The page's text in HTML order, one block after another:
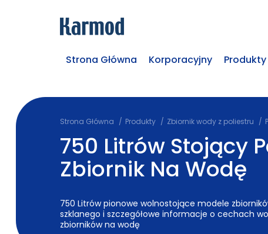
Strona Główna
Korporacyjny Produkty
Strona Główna Produkty Zbiornik wody z poliestru
750 Litrów Stojący
Zbiornik Na Wodę
750 Litrów pionowe wolnostojące modele
szklanego i szczegółowe informacje o cechach
zbiorników na wodę